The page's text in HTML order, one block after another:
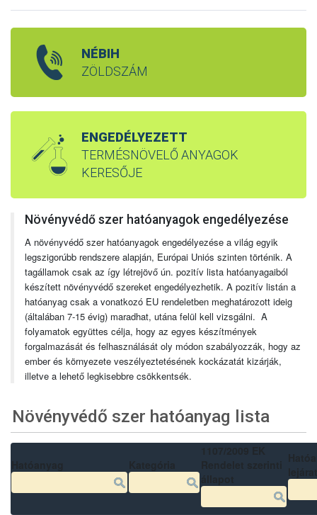
NÉBIH
ZÖLDSZÁM
ENGEDÉLYEZETT
TERMÉSNÖVELŐ ANYAGOK
KERESŐJE
Növényvédő szer hatóanyagok engedélyezése
A növényvédő szer hatóanyagok engedélyezése a világ egyik
legszigorúbb rendszere alapján, Európai Uniós szinten történik. A
tagállamok csak az így létrejövő ún. pozitív lista hatóanyagaiból
készített növényvédő szereket engedélyezhetik. A pozitív listán a
hatóanyag csak a vonatkozó EU rendeletben meghatározott ideig
(általában 7-15 évig) maradhat, utána felül kell vizsgálni. A
folyamatok együttes célja, hogy az egyes készítmények
forgalmazását és felhasználását oly módon szabályozzák, hogy az
ember és környezete veszélyeztetésének kockázatát kizárják,
illetve a lehető legkisebbre csökkentsék.
Növényvédő szer hatóanyag lista